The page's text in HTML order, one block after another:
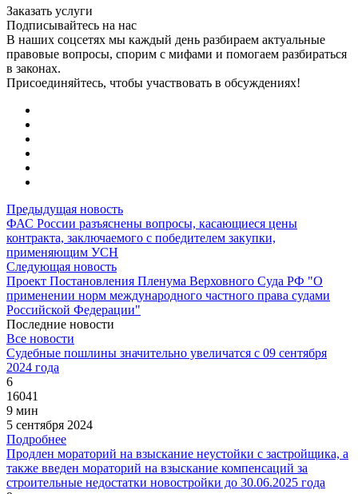
Заказать услуги
Подписывайтесь на нас
В наших соцсетях мы каждый день разбираем актуальные
правовые вопросы, спорим с мифами и помогаем разбираться
в законах.
Присоединяйтесь, чтобы участвовать в обсуждениях!
Предыдущая новость
ФАС России разъяснены вопросы, касающиеся цены
контракта, заключаемого с победителем закупки,
применяющим УСН
Следующая новость
Проект Постановления Пленума Верховного Суда РФ "О
применении норм международного частного права судами
Российской Федерации"
Последние новости
Все новости
Судебные пошлины значительно увеличатся с 09 сентября
2024 года
6
16041
9 мин
5 сентября 2024
Подробнее
Продлен мораторий на взыскание неустойки с застройщика, а
также введен мораторий на взыскание компенсаций за
строительные недостатки новостройки до 30.06.2025 года